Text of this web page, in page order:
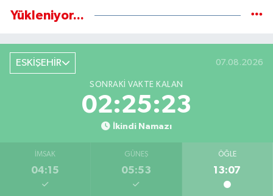
Yükleniyor...
ESKİŞEHİR 07.08.2026
SONRAKI VAKTE KALAN
02:25:23
İkindi Namazı
İMSAK
04:15
GÜNEŞ
05:53
ÖĞLE
13:07